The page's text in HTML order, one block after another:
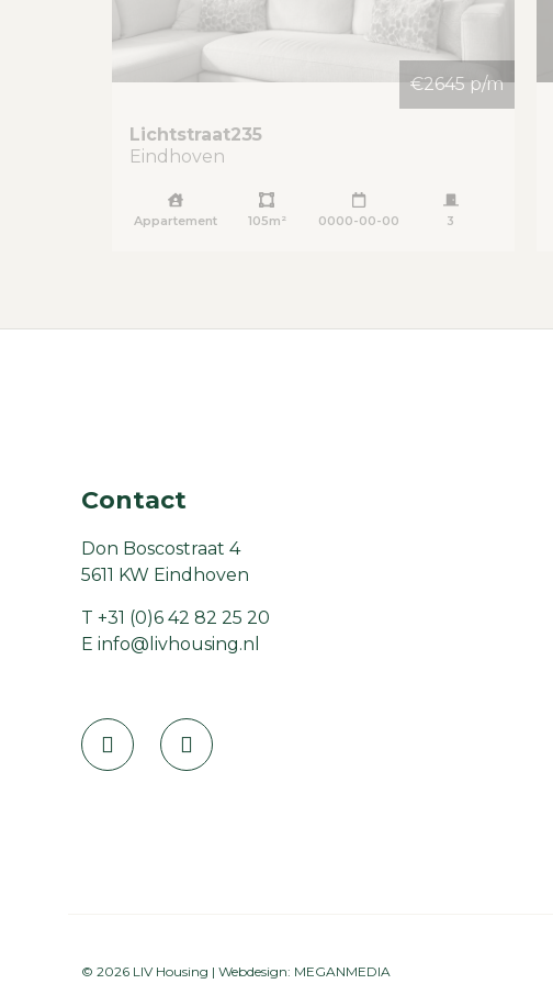
€2645 p/m
Lichtstraat235
Eindhoven
Appartement 105m² 0000-00-00 3
Contact
Don Boscostraat 4
5611 KW Eindhoven
T +31 (0)6 42 82 25 20
E info@livhousing.nl
© 2026 LIV Housing | Webdesign: MEGANMEDIA